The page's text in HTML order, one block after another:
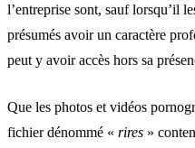
l’entreprise sont, sauf lorsqu’il
présumés avoir un caractère
peut y avoir accès hors sa
Que les photos et vidéos
fichier dénommé « rires »